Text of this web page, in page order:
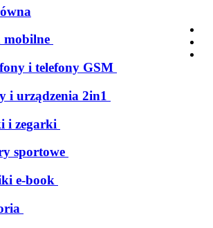
mobilne
i telefony GSM
i urządzenia 2in1
i zegarki
sportowe
e-book